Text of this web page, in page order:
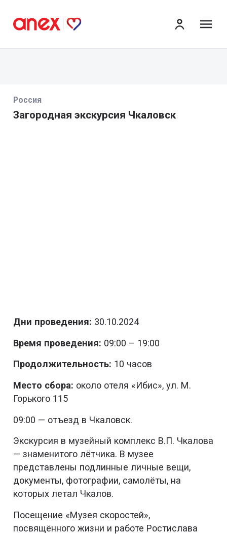
Россия
Загородная экскурсия Чкаловск
Дни проведения: 30.10.2024
Время проведения: 09:00 – 19:00
Продолжительность: 10 часов
Место сбора: около отеля «Ибис», ул. М.
Горького 115
09:00 — отъезд в Чкаловск.
Экскурсия в музейный комплекс В.П. Чкалова
— знаменитого лётчика. В музее
представлены подлинные личные вещи,
документы, фотографии, самолёты, на
которых летал Чкалов.
Посещение «Музея скоростей»,
посвящённого жизни и работе Ростислава